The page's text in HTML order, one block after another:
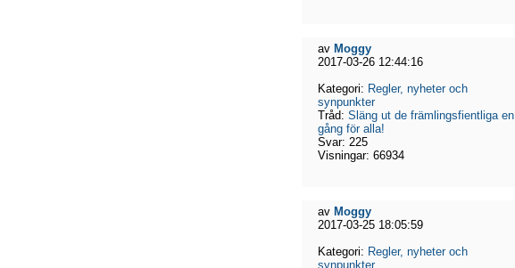
av Moggy
2017-03-26 12:44:16
Kategori: Regler, nyheter och
synpunkter
Tråd: Släng ut de främlingsfientliga en
gång för alla!
Svar: 225
Visningar: 66934
av Moggy
2017-03-25 18:05:59
Kategori: Regler, nyheter och
synpunkter